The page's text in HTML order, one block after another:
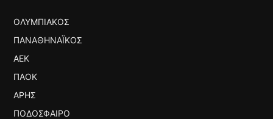
ΟΛΥΜΠΙΑΚΌΣ
ΠΑΝΑΘΗΝΑΪΚΌΣ
ΑΕΚ
ΠΑΟΚ
ΆΡΗΣ
ΠΟΔΌΣΦΑΙΡΟ